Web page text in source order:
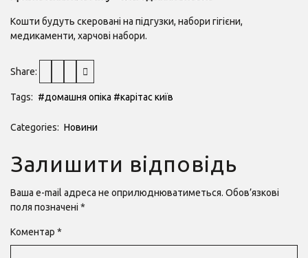
Кошти будуть скеровані на підгузки, набори гігієни,
медикаменти, харчові набори.
Share:
Tags: #домашня опіка #карітас київ
Categories: Новини
Залишити відповідь
Ваша e-mail адреса не оприлюднюватиметься. Обов’язкові
поля позначені *
Коментар *